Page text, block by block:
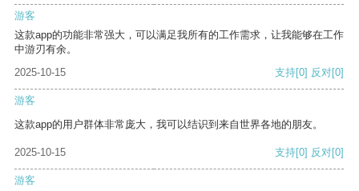
游客
这款app的功能非常强大，可以满足我所有的工作需求，让我能够在工作
中游刃有余。
2025-10-15
支持[0] 反对[0]
游客
这款app的用户群体非常庞大，我可以结识到来自世界各地的朋友。
2025-10-15 支持[0] 反对[0]
游客